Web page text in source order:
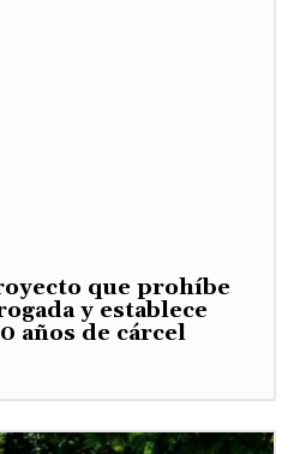
que prohíbe
y establece
años de cárcel